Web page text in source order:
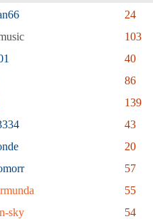
24
103
40
86
139
43
20
57
55
sky
54